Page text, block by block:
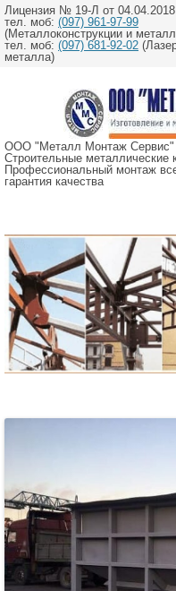
Лицензия № 19-Л от
тел. моб: (097) 961-97-99
(Металлоконструкции и
тел. моб: (097) 681-92-02
металла)
ООО "Металл Монтаж Сервис"
Строительные металлические
Профессиональный монтаж
гарантия качества